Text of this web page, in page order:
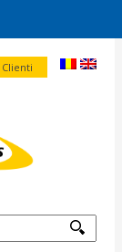
Clienti